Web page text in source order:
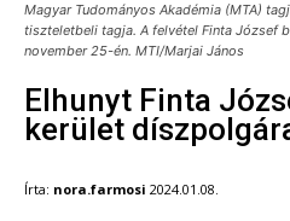
Magyar Tudományos Akadémia (MTA)
tiszteletbeli tagja. A felvétel Finta József
november 25-én. MTI/Marjai János
Elhunyt Finta
kerület
Írta: nora.farmosi 2024.01.08.